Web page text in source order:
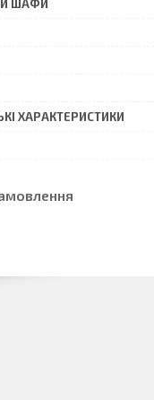
ШАФИ
ХАРАКТЕРИСТИКИ